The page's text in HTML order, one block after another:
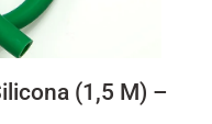
(1,5 M) –